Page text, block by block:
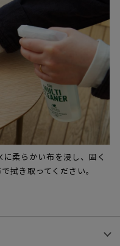
柔らかい布を浸し、固く
拭き取ってください。